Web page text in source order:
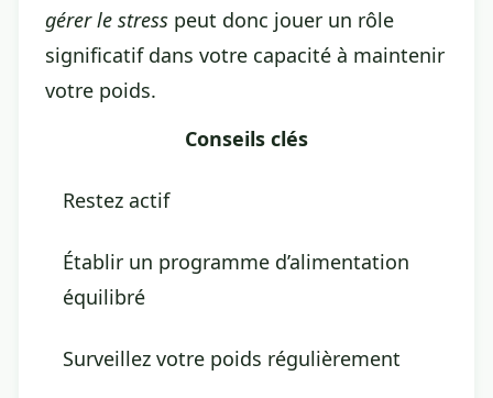
gérer le stress peut donc jouer un rôle
significatif dans votre capacité à maintenir
votre poids.
Conseils clés
Restez actif
Établir un programme d’alimentation
équilibré
Surveillez votre poids régulièrement